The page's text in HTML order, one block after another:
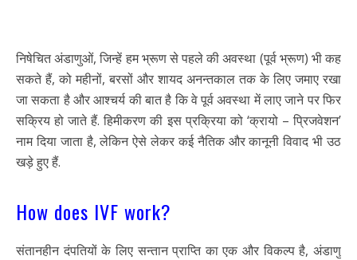
निषेचित अंडाणुओं, जिन्हें हम भ्रूण से पहले की अवस्था (पूर्व भ्रूण) भी कह
सकते हैं, को महीनों, बरसों और शायद अनन्तकाल तक के लिए जमाए रखा
जा सकता है और आश्चर्य की बात है कि वे पूर्व अवस्था में लाए जाने पर फिर
सक्रिय हो जाते हैं. हिमीकरण की इस प्रक्रिया को ‘क्रायो – प्रिजवेशन’
नाम दिया जाता है, लेकिन ऐसे लेकर कई नैतिक और कानूनी विवाद भी उठ
खड़े हुए हैं.
How does IVF work?
संतानहीन दंपतियों के लिए सन्तान प्राप्ति का एक और विकल्प है, अंडाणु